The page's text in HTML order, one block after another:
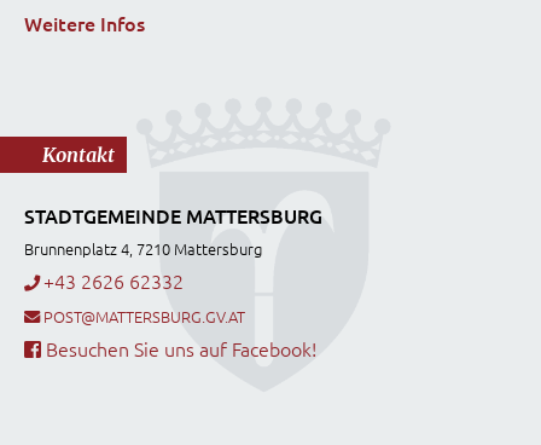
Weitere Infos
Kontakt
STADTGEMEINDE MATTERSBURG
Brunnenplatz 4, 7210 Mattersburg
+43 2626 62332
POST@MATTERSBURG.GV.AT
Besuchen Sie uns auf Facebook!